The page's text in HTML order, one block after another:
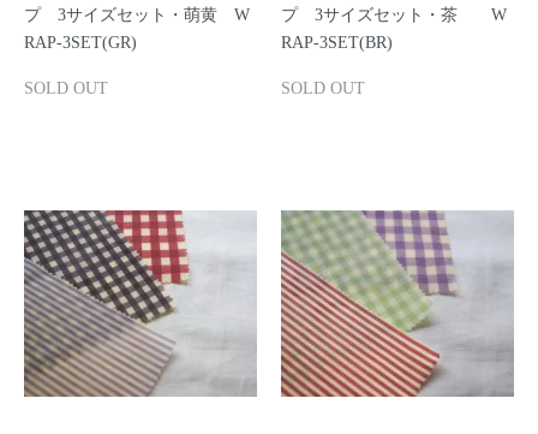
プ 3サイズセット・萌黄 W
RAP-3SET(GR)
SOLD OUT
プ 3サイズセット・茶 W
RAP-3SET(BR)
SOLD OUT